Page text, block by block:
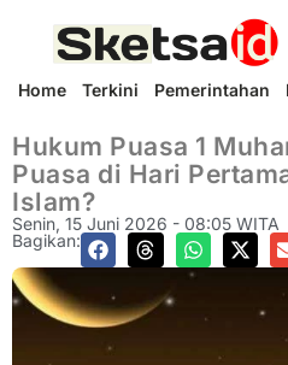
Home Terkini Pemerintahan
Hukum Puasa 1
Puasa di Hari
Islam?
Senin, 15 Juni 2026 - 08:05 WITA
Bagikan: